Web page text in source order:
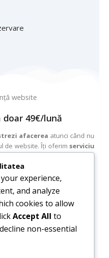
49€/lună
afacerea atunci când nu
de website. Îți oferim serviciu
lună și ne vom asigura
în condiții optime, că nu a fost
este updatata. Pentru orice
rezolva în cel mai scurt timp și
experience,
and analyze
cookies to allow
Accept All to
non-essential